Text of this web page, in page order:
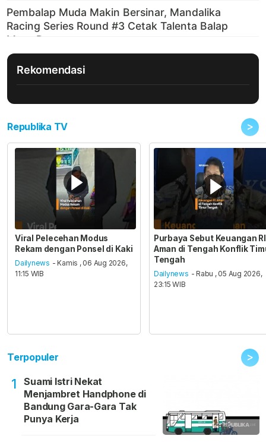
Rekomendasi
Republika TV >
Viral Pelecehan Modus
Rekam dengan Ponsel di Kaki
Dailynews - Kamis , 06 Aug 2026,
11:15 WIB
Purbaya Sebut Keuangan RI
Aman di Tengah Konflik
Tengah
Dailynews - Rabu , 05 Aug 2026,
23:15 WIB
Terpopuler >
1
Suami Istri Nekat
Menjambret Handphone di
Bandung Gara-Gara Tak
Punya Kerja